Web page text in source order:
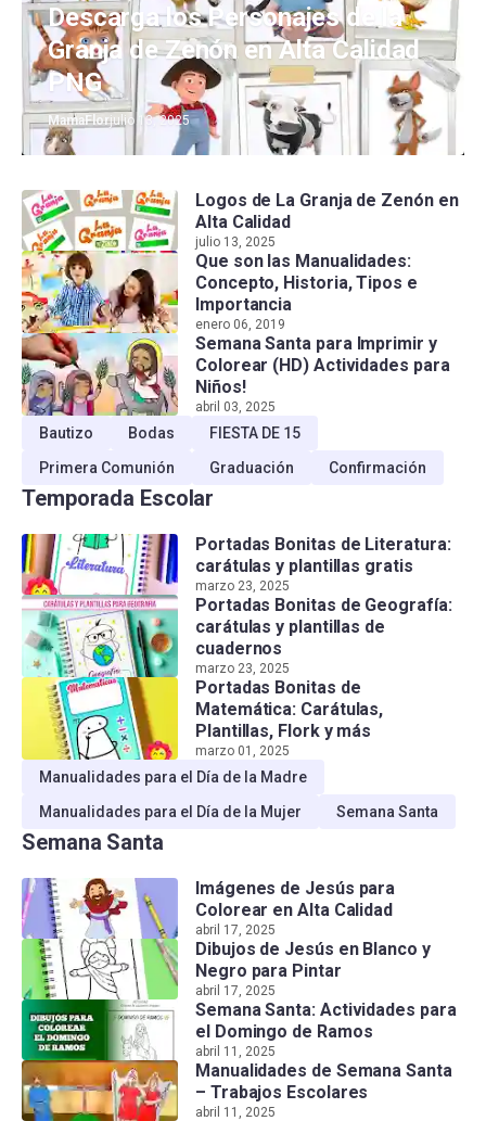
Descarga los Personajes de la
Granja de Zenón en Alta Calidad
PNG
MamaFlorjulio 13, 2025
Logos de La Granja de Zenón en
Alta Calidad
julio 13, 2025
Que son las Manualidades:
Concepto, Historia, Tipos e
Importancia
enero 06, 2019
Semana Santa para Imprimir y
Colorear (HD) Actividades para
Niños!
abril 03, 2025
Bautizo Bodas
FIESTA DE 15
Primera Comunión
Graduación Confirmación
Temporada Escolar
Portadas Bonitas de Literatura:
carátulas y plantillas gratis
marzo 23, 2025
Portadas Bonitas de Geografía:
carátulas y plantillas de
cuadernos
marzo 23, 2025
Portadas Bonitas de
Matemática: Carátulas,
Plantillas, Flork y más
marzo 01, 2025
Manualidades para el Día de la Madre
Manualidades para el Día de la Mujer
Semana Santa
Semana Santa
Imágenes de Jesús para
Colorear en Alta Calidad
abril 17, 2025
Dibujos de Jesús en Blanco y
Negro para Pintar
abril 17, 2025
Semana Santa: Actividades para
el Domingo de Ramos
abril 11, 2025
Manualidades de Semana Santa
– Trabajos Escolares
abril 11, 2025